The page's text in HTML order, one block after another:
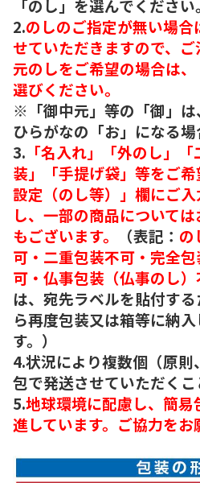
「のし」を選んでください。
2.のしのご指定が無い場
せていただきますので、
元のしをご希望の場合は
選びください。
※「御中元」等の「御」は
ひらがなの「お」になる場
3. 「名入れ」「外のし」
装」「手提げ袋」等をご
設定（のし等）」欄にご
し、一部の商品について
もございます。
（表記： の
可・二重包装不可・完全
可・仏事包装（仏事のし）
は、宛先ラベルを貼付す
ら再度包装又は箱等に納
す。）
4.状況により複数個（原
包で発送させていただくこ
5.地球環境に配慮し、簡
進しています。ご協力をお